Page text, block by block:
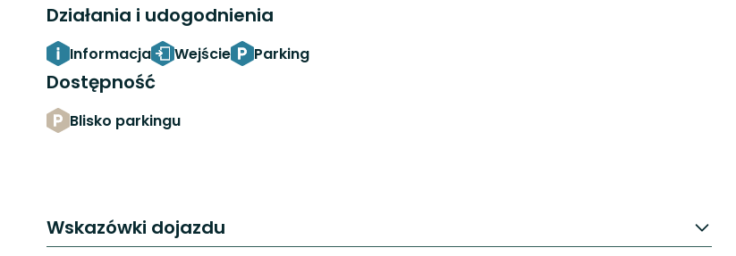
Działania i udogodnienia
Informacja Wejście Parking
Dostępność
Blisko parkingu
Wskazówki dojazdu